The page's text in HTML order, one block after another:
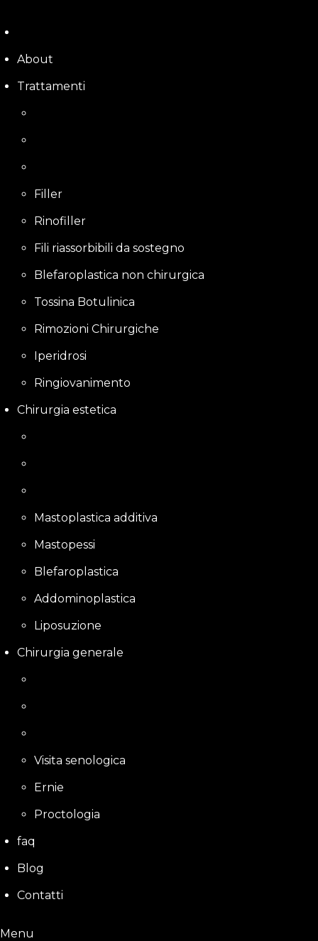
to
content
About
Trattamenti
Filler
Rinofiller
Fili riassorbibili da sostegno
Blefaroplastica non chirurgica
Tossina Botulinica
Rimozioni Chirurgiche
Iperidrosi
Ringiovanimento
Chirurgia estetica
Mastoplastica additiva
Mastopessi
Blefaroplastica
Addominoplastica
Liposuzione
Chirurgia generale
Visita senologica
Ernie
Proctologia
faq
Blog
Contatti
Menu